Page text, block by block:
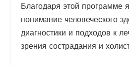
Благодаря этой программе
понимание человеческого
диагностики и подходов к
зрения сострадания и